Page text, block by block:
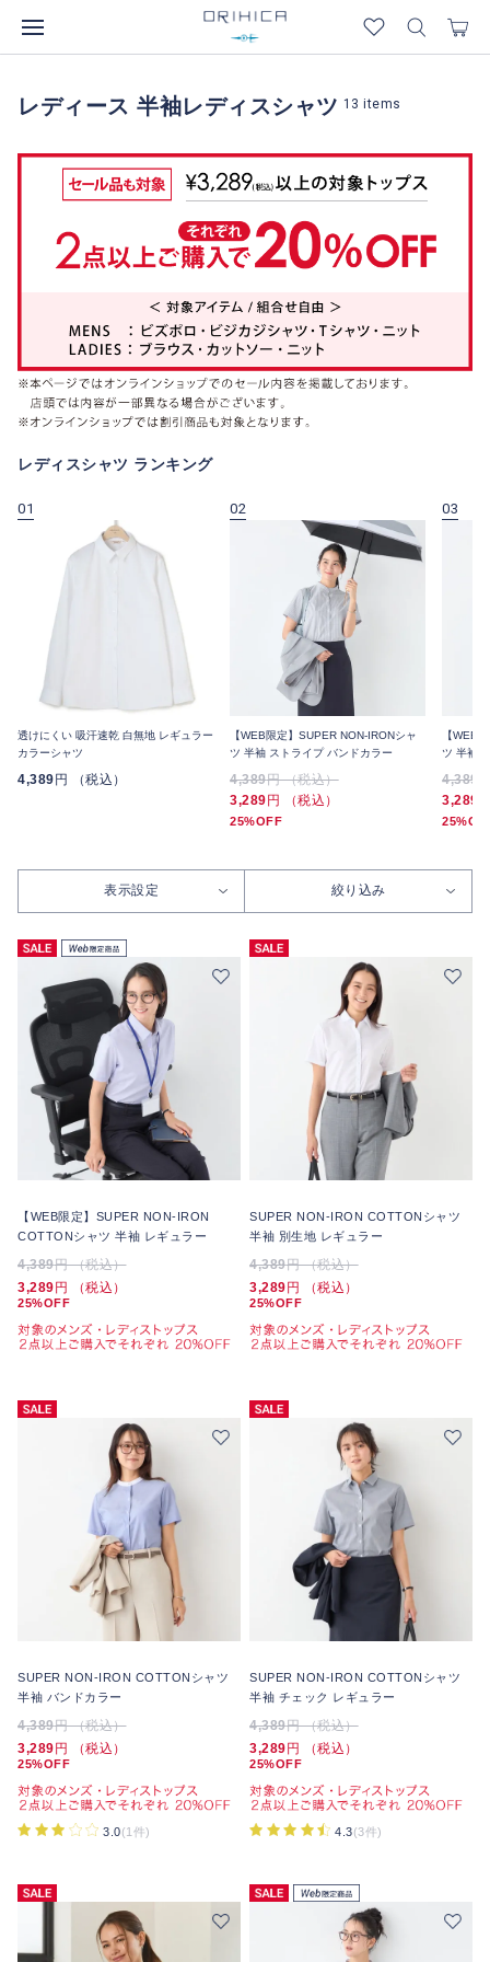
レディース 半袖レディスシャツ 13 items
レディスシャツ ランキング
01
透けにくい 吸汗速乾 白無地 レギュラー
カラーシャツ
4,389 円 （税込）
02
【WEB限定】SUPER NON-IRONシャ
ツ 半袖 ストライプ バンドカラー
4,389円 （税込）
3,289 円 （税込）
25%OFF
03
【WEB
ツ 半袖
4,389
3,289
表示設定 絞り込み
【WEB限定】SUPER NON-IRON
COTTONシャツ 半袖 レギュラー
4,389円 （税込）
3,289 円 （税込）
25%OFF
SUPER NON-IRON COTTONシャツ
半袖 別生地 レギュラー
4,389円 （税込）
3,289 円 （税込）
25%OFF
SUPER NON-IRON COTTONシャツ
半袖 バンドカラー
4,389円 （税込）
3,289 円 （税込）
25%OFF
3.0(1件)
SUPER NON-IRON COTTONシャツ
半袖 チェック レギュラー
4,389円 （税込）
3,289 円 （税込）
25%OFF
4.3(3件)